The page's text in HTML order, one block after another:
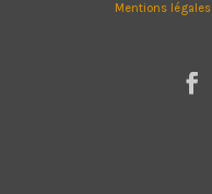
Mentions légales